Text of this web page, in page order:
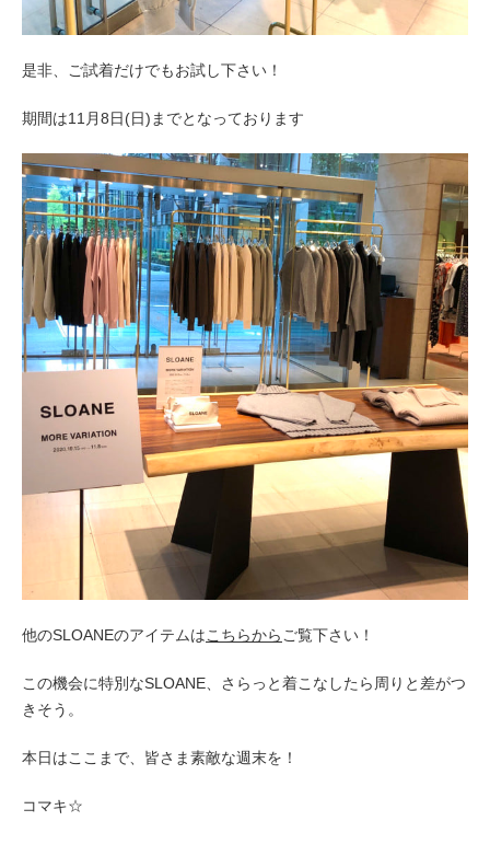
是非、ご試着だけでもお試し下さい！
期間は11月8日(日)までとなっております
他のSLOANEのアイテムはこちらから ご覧下さい！
この機会に特別なSLOANE、さらっと着こなしたら周りと差がつ
きそう。
本日はここまで、皆さま素敵な週末を！
コマキ☆